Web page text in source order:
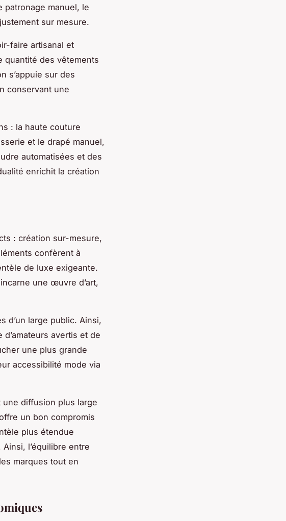
patronage manuel, le
sur mesure.
faire artisanal et
quantité des vêtements
s’appuie sur des
conservant une
: la haute couture
et le drapé manuel,
automatisées et des
enrichit la création
: création sur-mesure,
confèrent à
de luxe exigeante.
une œuvre d’art,
d’un large public. Ainsi,
avertis et de
une plus grande
accessibilité mode via
diffusion plus large
un bon compromis
plus étendue
l’équilibre entre
marques tout en